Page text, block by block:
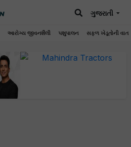
આરોગ્ય જીવનશૈલી પશુપાલન સફળ ખેડૂતોની વાત
ગુજરાતી